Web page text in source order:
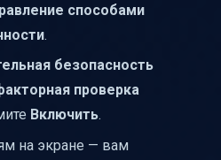
способами
.
безопасность
проверка
Включить.
на экране — вам